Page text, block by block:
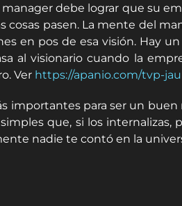
debe lograr que su
cosas pasen. La mente del
en pos de esa visión. Hay
al visionario cuando la
Ver https://apanio.com/tvp-
importantes para ser un
que, si los
nadie te contó en la